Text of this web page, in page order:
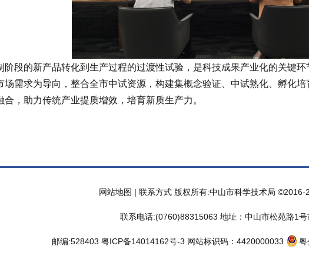
的新产品转化到生产过程的过渡性试验，是科技成果产业化的关键环
场需求为导向，整合全市中试资源，构建集概念验证、中试熟化、孵化
，助力传统产业提质增效，培育新质生产力。
网站地图 | 联系方式 版权所有:中山市科学技术局 ©2016-
联系电话:(0760)88315063 地址：中山市松苑路1
邮编:528403 粤ICP备14014162号-3 网站标识码：4420000033 粤